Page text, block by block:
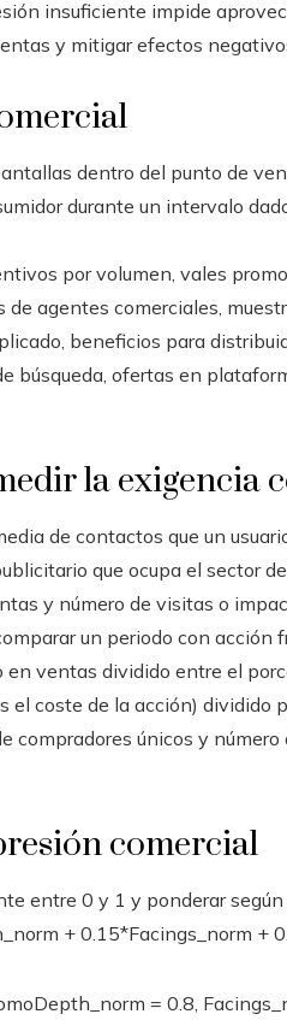
insuficiente impide
y mitigar efectos
dentro del punto de
durante un intervalo
por volumen, vales
de agentes comerciales,
beneficios para
búsqueda, ofertas en
la exigencia
de contactos que un
que ocupa el sector
y número de visitas o
un periodo con acción
en ventas dividido entre el
el coste de la acción) dividido
compradores únicos y
comercial
entre 0 y 1 y ponderar
+ 0.15*Facings_norm +
= 0.8,